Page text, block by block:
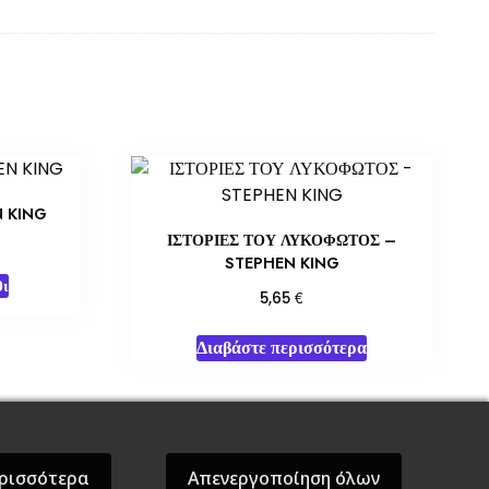
KING
ΙΣΤΟΡΙΕΣ ΤΟΥ ΛΥΚΟΦΩΤΟΣ –
STEPHEN KING
5,65€
Διαβάστε περισσότερα
Βάρδος Gift Boxes Σε Προσφορά
Απενεργοποίηση όλων